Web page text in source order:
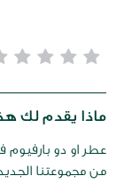
تخطي
بداية
معرضماذا يقدم لك
عطر او دو بارفيوم
من مجموعتنا